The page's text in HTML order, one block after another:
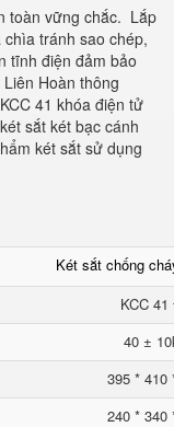
toàn vững chắc. Lắp
tránh sao chép,
tĩnh điện đảm bảo
Hoàn thông
41 khóa điện tử
sắt két bạc cánh
két sắt sử dụng
Két sắt chống
KCC
40 ±
395 * 410
240 * 340